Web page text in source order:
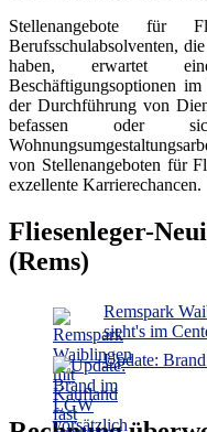
Stellenangebote
Berufsschulabsolventen, die
haben, erwartet
Beschäftigungsoptionen
der Durchführung von
befassen oder
von Stellenangeboten für
exzellente Karrierechancen.
Fliesenleger-
(Rems)
Remspark
sieht's im
Update: